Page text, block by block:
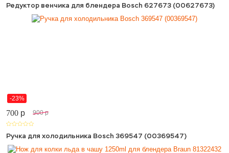
Редуктор венчика для блендера Bosch 627673 (00627673)
-23%
700 p 900 p
Ручка для холодильника Bosch 369547 (00369547)